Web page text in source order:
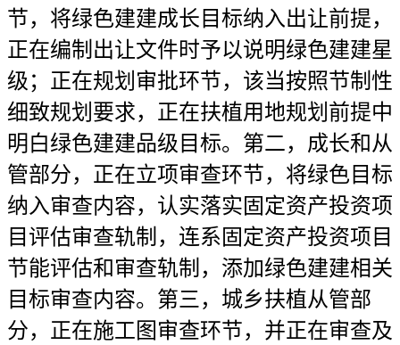
节，将绿色建建成长目标纳入出让前提，
正在编制出让文件时予以说明绿色建建星
级；正在规划审批环节，该当按照节制性
细致规划要求，正在扶植用地规划前提中
明白绿色建建品级目标。第二，成长和从
管部分，正在立项审查环节，将绿色目标
纳入审查内容，认实落实固定资产投资项
目评估审查轨制，连系固定资产投资项目
节能评估和审查轨制，添加绿色建建相关
目标审查内容。第三，城乡扶植从管部
分，正在施工图审查环节，并正在审查及